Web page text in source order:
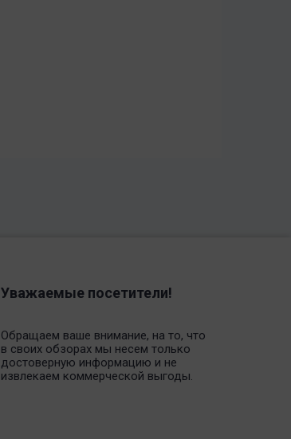
Уважаемые посетители!
Обращаем ваше внимание, на то, что
в своих обзорах мы несем только
достоверную информацию и не
извлекаем коммерческой выгоды.